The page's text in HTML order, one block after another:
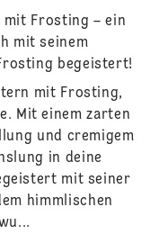
mit Frosting – ein
mit seinem
begeistert!
mit Frosting,
Mit einem zarten
und cremigem
in deine
mit seiner
himmlischen